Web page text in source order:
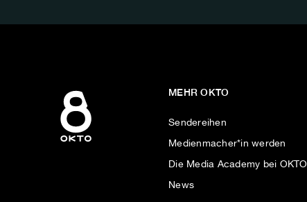
MEHR OKTO
Sendereihen
Medienmacher*in werden
Die Media Academy bei OKTO
News